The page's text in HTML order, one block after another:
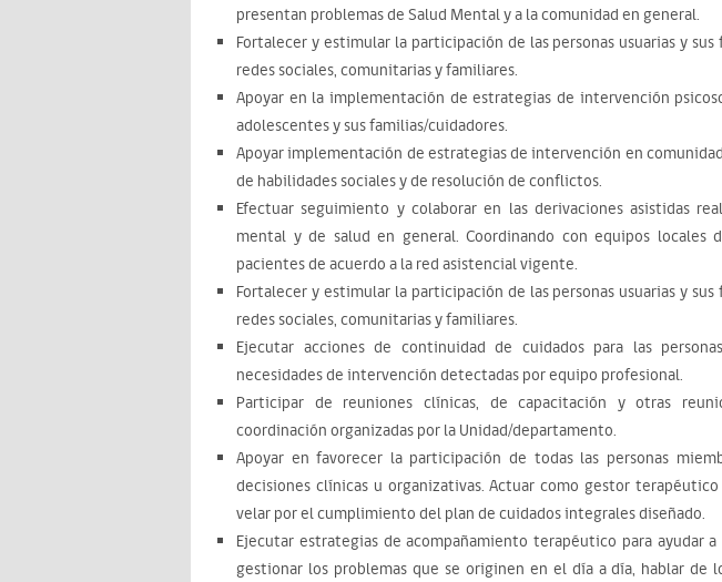
presentan problemas de Salud Mental y a la comunidad en general.
Fortalecer y estimular la participación de las personas usuarias y
redes sociales, comunitarias y familiares.
Apoyar en la implementación de estrategias de intervención
adolescentes y sus familias/cuidadores.
Apoyar implementación de estrategias de intervención en
de habilidades sociales y de resolución de conflictos.
Efectuar seguimiento y colaborar en las derivaciones asistidas
mental y de salud en general. Coordinando con equipos locales
pacientes de acuerdo a la red asistencial vigente.
Fortalecer y estimular la participación de las personas usuarias y
redes sociales, comunitarias y familiares.
Ejecutar acciones de continuidad de cuidados para las
necesidades de intervención detectadas por equipo profesional.
Participar de reuniones clínicas, de capacitación y otras
coordinación organizadas por la Unidad/departamento.
Apoyar en favorecer la participación de todas las personas
decisiones clínicas u organizativas. Actuar como gestor
velar por el cumplimiento del plan de cuidados integrales diseñado.
Ejecutar estrategias de acompañamiento terapéutico para ayudar a
gestionar los problemas que se originen en el día a día, hablar de